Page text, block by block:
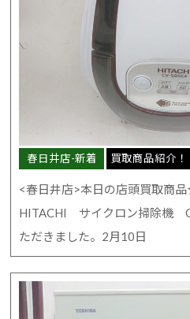
春日井店-新着 買取商品紹介！
<春日井店>本日の店頭買取
HITACHI サイクロン掃除機
ただきました。2月10日